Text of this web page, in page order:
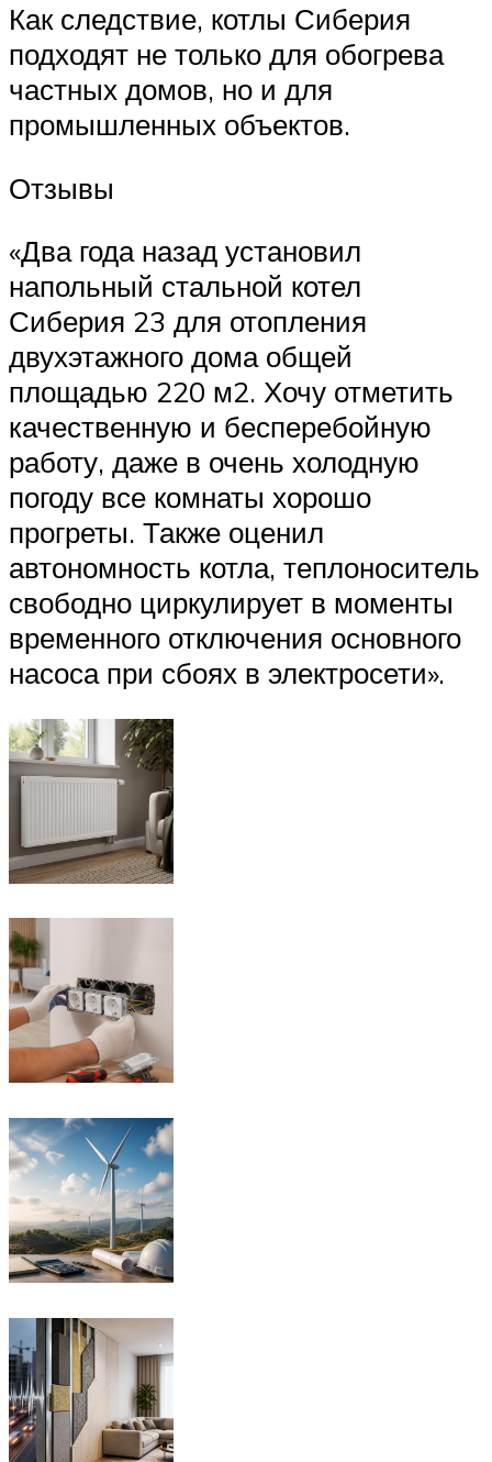
Как следствие, котлы Сиберия
подходят не только для обогрева
частных домов, но и для
промышленных объектов.
Отзывы
«Два года назад установил
напольный стальной котел
Сиберия 23 для отопления
двухэтажного дома общей
площадью 220 м2. Хочу отметить
качественную и бесперебойную
работу, даже в очень холодную
погоду все комнаты хорошо
прогреты. Также оценил
автономность котла, теплоноситель
свободно циркулирует в моменты
временного отключения основного
насоса при сбоях в электросети».